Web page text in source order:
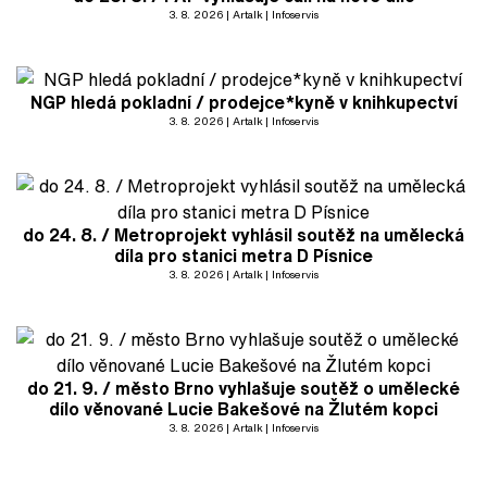
3. 8. 2026 Artalk Infoservis
NGP hledá pokladní / prodejce*kyně v knihkupectví
3. 8. 2026 Artalk Infoservis
do 24. 8. / Metroprojekt vyhlásil soutěž na umělecká
díla pro stanici metra D Písnice
3. 8. 2026 Artalk Infoservis
do 21. 9. / město Brno vyhlašuje soutěž o umělecké
dílo věnované Lucie Bakešové na Žlutém kopci
3. 8. 2026 Artalk Infoservis